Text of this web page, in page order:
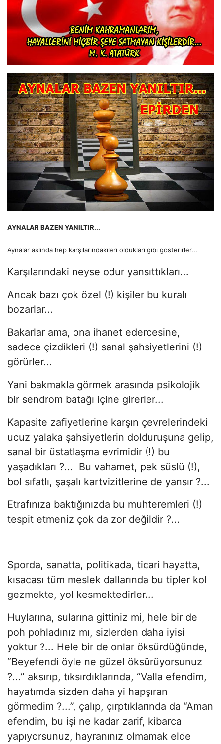
AYNALAR BAZEN YANILTIR...
Aynalar aslında hep karşılarındakileri oldukları gibi gösterirler...
Karşılarındaki neyse odur yansıttıkları...
Ancak bazı çok özel (!) kişiler bu kuralı
bozarlar...
Bakarlar ama, ona ihanet edercesine,
sadece çizdikleri (!) sanal şahsiyetlerini (!)
görürler...
Yani bakmakla görmek arasında psikolojik
bir sendrom batağı içine girerler...
Kapasite zafiyetlerine karşın çevrelerindeki
ucuz yalaka şahsiyetlerin dolduruşuna gelip,
sanal bir üstatlaşma evrimidir (!) bu
yaşadıkları ?... Bu vahamet, pek süslü (!),
bol sıfatlı, şaşalı kartvizitlerine de yansır ?...
Etrafınıza baktığınızda bu muhteremleri (!)
tespit etmeniz çok da zor değildir ?...
Sporda, sanatta, politikada, ticari hayatta,
kısacası tüm meslek dallarında bu tipler kol
gezmekte, yol kesmektedirler...
Huylarına, sularına gittiniz mi, hele bir de
poh pohladınız mı, sizlerden daha iyisi
yoktur ?... Hele bir de onlar öksürdüğünde,
“Beyefendi öyle ne güzel öksürüyorsunuz
?...” aksırıp, tıksırdıklarında, “Valla efendim,
hayatımda sizden daha yi hapşıran
görmedim ?...”, çalıp, çırptıklarında da “Aman
efendim, bu işi ne kadar zarif, kibarca
yapıyorsunuz, hayranınız olmamak elde